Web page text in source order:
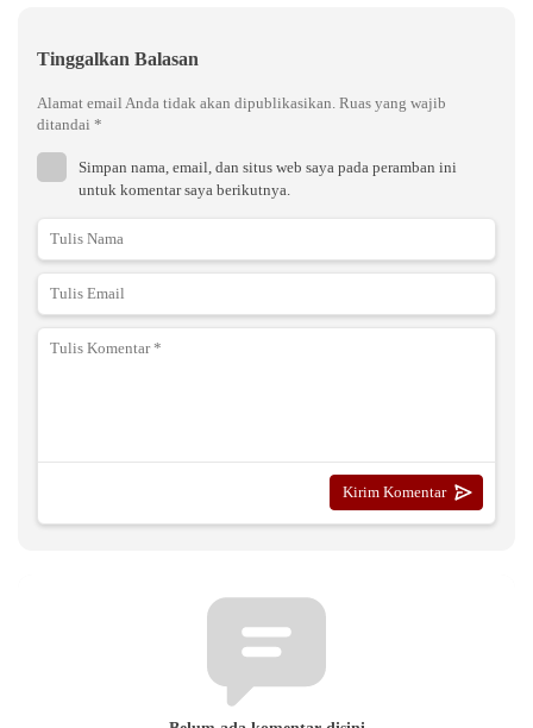
Tinggalkan Balasan
Alamat email Anda tidak akan dipublikasikan. Ruas yang wajib
ditandai *
Simpan nama, email, dan situs web saya pada peramban ini
untuk komentar saya berikutnya.